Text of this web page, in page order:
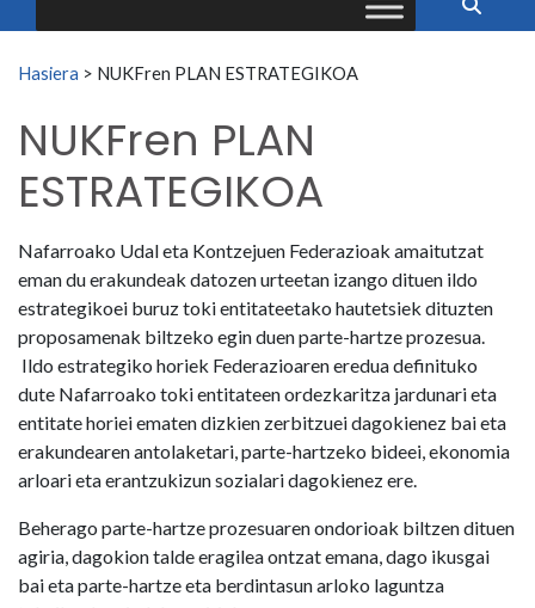
Search for:
Hasiera > NUKFren PLAN ESTRATEGIKOA
NUKFren PLAN
ESTRATEGIKOA
Nafarroako Udal eta Kontzejuen Federazioak amaitutzat
eman du erakundeak datozen urteetan izango dituen ildo
estrategikoei buruz toki entitateetako hautetsiek dituzten
proposamenak biltzeko egin duen parte-hartze prozesua.
Ildo estrategiko horiek Federazioaren eredua definituko
dute Nafarroako toki entitateen ordezkaritza jardunari eta
entitate horiei ematen dizkien zerbitzuei dagokienez bai eta
erakundearen antolaketari, parte-hartzeko bideei, ekonomia
arloari eta erantzukizun sozialari dagokienez ere.
Beherago parte-hartze prozesuaren ondorioak biltzen dituen
agiria, dagokion talde eragilea ontzat emana, dago ikusgai
bai eta parte-hartze eta berdintasun arloko laguntza